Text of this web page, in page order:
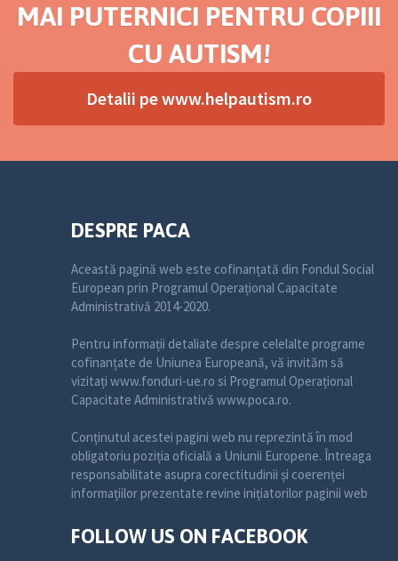
MAI PUTERNICI PENTRU COPIII
CU AUTISM!
Detalii pe www.helpautism.ro
DESPRE PACA
Această pagină web este cofinanțată din Fondul Social
European prin Programul Operațional Capacitate
Administrativă 2014-2020.
Pentru informații detaliate despre celelalte programe
cofinanțate de Uniunea Europeană, vă invităm să
vizitați www.fonduri-ue.ro si Programul Operațional
Capacitate Administrativă www.poca.ro.
Conținutul acestei pagini web nu reprezintă în mod
obligatoriu poziția oficială a Uniunii Europene. Întreaga
responsabilitate asupra corectitudinii și coerenței
informațiilor prezentate revine inițiatorilor paginii web
FOLLOW US ON FACEBOOK